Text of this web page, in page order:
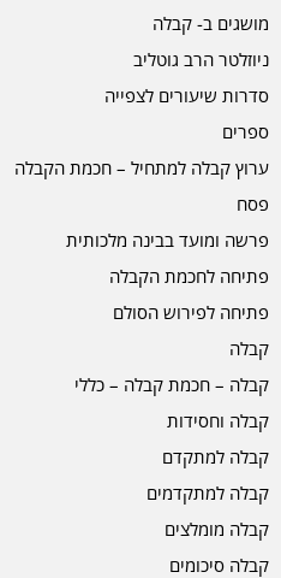
מושגים ב- קבלה
ניוזלטר הרב גוטליב
סדרות שיעורים לצפייה
ספרים
ערוץ קבלה למתחיל – חכמת הקבלה
פסח
פרשה ומועד בבינה מלכותית
פתיחה לחכמת הקבלה
פתיחה לפירוש הסולם
קבלה
קבלה – חכמת קבלה – כללי
קבלה וחסידות
קבלה למתקדם
קבלה למתקדמים
קבלה מומלצים
קבלה סיכומים